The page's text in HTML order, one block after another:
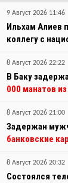
9 Август 2026 11:46
Ильхам Алиев
коллегу с
8 Август 2026 22:22
В Баку
000 манатов
8 Август 2026 21:00
Задержан
банковские
8 Август 2026 20:32
Состоялся